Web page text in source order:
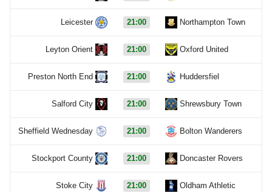
Leicester 21:00 Northampton Town
Leyton Orient 21:00 Oxford United
Preston North End 21:00 Huddersfiel
Salford City 21:00 Shrewsbury Town
Sheffield Wednesday 21:00 Bolton Wanderers
Stockport County 21:00 Doncaster Rovers
Stoke City 21:00 Oldham Athletic